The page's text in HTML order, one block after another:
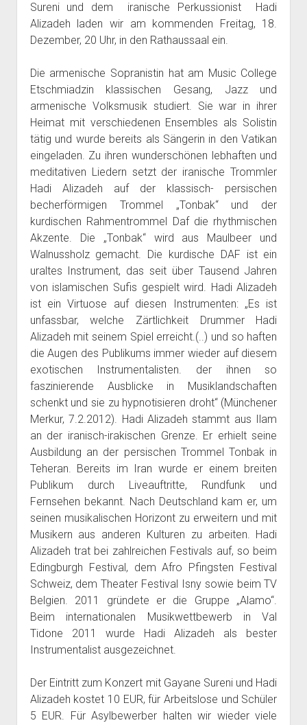
Sureni und dem iranische Perkussionist Hadi
Alizadeh laden wir am kommenden Freitag, 18.
Dezember, 20 Uhr, in den Rathaussaal ein.
Die armenische Sopranistin hat am Music College
Etschmiadzin klassischen Gesang, Jazz und
armenische Volksmusik studiert. Sie war in ihrer
Heimat mit verschiedenen Ensembles als Solistin
tätig und wurde bereits als Sängerin in den Vatikan
eingeladen. Zu ihren wunderschönen lebhaften und
meditativen Liedern setzt der iranische Trommler
Hadi Alizadeh auf der klassisch- persischen
becherförmigen Trommel „Tonbak“ und der
kurdischen Rahmentrommel Daf die rhythmischen
Akzente. Die „Tonbak“ wird aus Maulbeer und
Walnussholz gemacht. Die kurdische DAF ist ein
uraltes Instrument, das seit über Tausend Jahren
von islamischen Sufis gespielt wird. Hadi Alizadeh
ist ein Virtuose auf diesen Instrumenten: „Es ist
unfassbar, welche Zärtlichkeit Drummer Hadi
Alizadeh mit seinem Spiel erreicht.(..) und so haften
die Augen des Publikums immer wieder auf diesem
exotischen Instrumentalisten. der ihnen so
faszinierende Ausblicke in Musiklandschaften
schenkt und sie zu hypnotisieren droht“ (Münchener
Merkur, 7.2.2012). Hadi Alizadeh stammt aus Ilam
an der iranisch-irakischen Grenze. Er erhielt seine
Ausbildung an der persischen Trommel Tonbak in
Teheran. Bereits im Iran wurde er einem breiten
Publikum durch Liveauftritte, Rundfunk und
Fernsehen bekannt. Nach Deutschland kam er, um
seinen musikalischen Horizont zu erweitern und mit
Musikern aus anderen Kulturen zu arbeiten. Hadi
Alizadeh trat bei zahlreichen Festivals auf, so beim
Edingburgh Festival, dem Afro Pfingsten Festival
Schweiz, dem Theater Festival Isny sowie beim TV
Belgien. 2011 gründete er die Gruppe „Alamo“.
Beim internationalen Musikwettbewerb in Val
Tidone 2011 wurde Hadi Alizadeh als bester
Instrumentalist ausgezeichnet.
Der Eintritt zum Konzert mit Gayane Sureni und Hadi
Alizadeh kostet 10 EUR, für Arbeitslose und Schüler
5 EUR. Für Asylbewerber halten wir wieder viele